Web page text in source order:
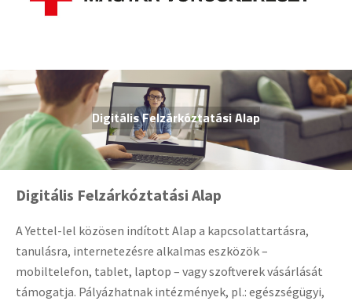
Digitális Felzárkóztatási Alap
Digitális Felzárkóztatási Alap
A Yettel-lel közösen indított Alap a kapcsolattartásra,
tanulásra, internetezésre alkalmas eszközök –
mobiltelefon, tablet, laptop – vagy szoftverek vásárlását
támogatja. Pályázhatnak intézmények, pl.: egészségügyi,